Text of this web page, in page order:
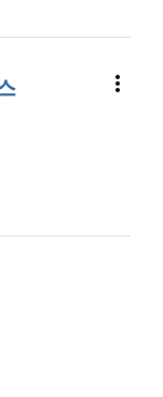
more_vert